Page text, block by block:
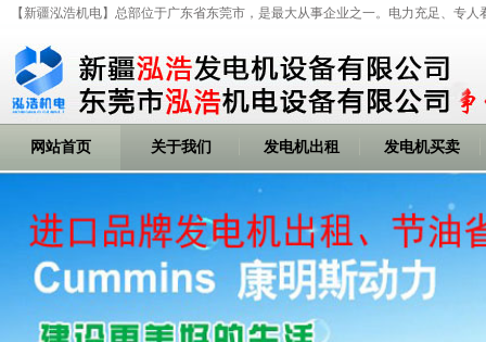
【新疆泓浩机电】总部位于广东省东莞市，是最大从事企业之一。电力充足、专
网站首页 关于我们 发电机出租 发电机买卖